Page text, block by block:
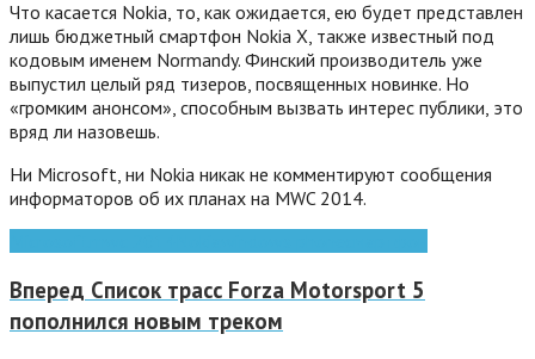
Что касается Nokia, то, как ожидается, ею будет представлен
лишь бюджетный смартфон Nokia X, также известный под
кодовым именем Normandy. Финский производитель уже
выпустил целый ряд тизеров, посвященных новинке. Но
«громким анонсом», способным вызвать интерес публики, это
вряд ли назовешь.
Ни Microsoft, ни Nokia никак не комментируют сообщения
информаторов об их планах на MWC 2014.
Вперед Список трасс Forza Motorsport 5
пополнился новым треком